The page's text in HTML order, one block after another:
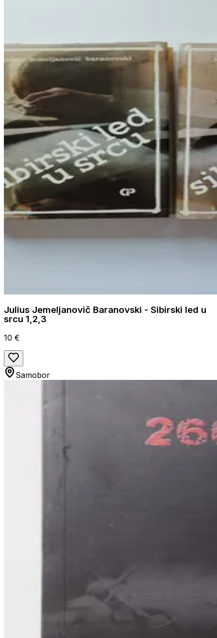
Julius Jemeljanovič Baranovski - Sibirski led u
srcu 1,2,3
10 €
Samobor